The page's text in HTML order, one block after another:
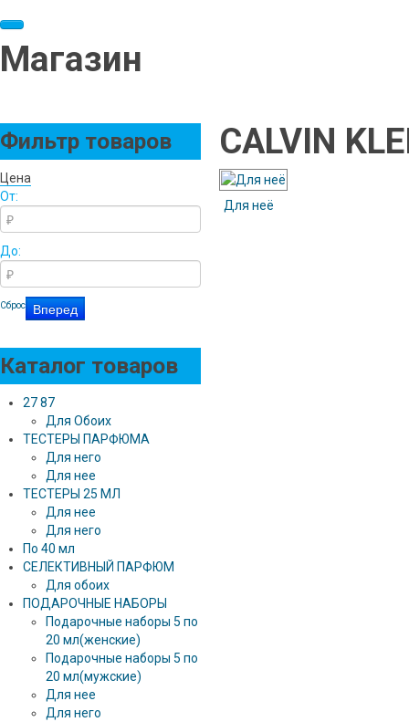
Магазин
Фильтр товаров
Цена
От:
До:
Сброс
Каталог товаров
27 87
Для Обоих
ТЕСТЕРЫ ПАРФЮМА
Для него
Для нее
ТЕСТЕРЫ 25 МЛ
Для нее
Для него
По 40 мл
СЕЛЕКТИВНЫЙ ПАРФЮМ
Для обоих
ПОДАРОЧНЫЕ НАБОРЫ
Подарочные наборы 5 по
20 мл(женские)
Подарочные наборы 5 по
20 мл(мужские)
Для нее
Для него
CALVIN
Для неё